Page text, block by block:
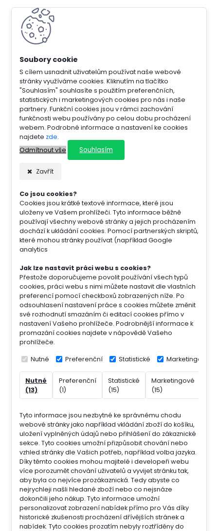
S cílem usnadnit uživatelům používat naše webové
stránky využíváme cookies. Kliknutím na tlačítko
"Souhlasím" souhlasíte s použitím preferenčních,
statistických i marketingových cookies pro nás i naše
partnery. Funkční cookies jsou v rámci zachování
funkčnosti webu používány po celou dobu procházení
webem. Podrobné informace a nastavení ke cookies
najdete zde.
Odmítnout vše
Souhlasím
Zavřít
Co jsou cookies?
Cookies jsou krátké textové informace, které jsou
uloženy ve Vašem prohlížeči. Tyto informace běžně
používají všechny webové stránky a jejich procházením
dochází k ukládání cookies. Pomocí partnerských skriptů,
které mohou stránky používat (například Google
analytics
Jak lze nastavit práci webu s cookies?
Přestože doporučujeme povolit používání všech typů
cookies, práci webu s nimi můžete nastavit dle vlastních
preferencí pomocí checkboxů zobrazených níže. Po
odsouhlasení nastavení práce s cookies můžete změnit
své rozhodnutí smazáním či editací cookies přímo v
nastavení Vašeho prohlížeče. Podrobnější informace k
promazání cookies najdete v nápovědě Vašeho
prohlížeče.
Nutné Preferenční Statistické Marketingové
Nutné
(13)
Preferenční
(1)
Statistické
(15)
Marketingové
(15)
Tyto informace jsou nezbytné ke správnému chodu
webové stránky jako například vkládání zboží do košíku,
uložení vyplněných údajů nebo přihlášení do zákaznické
sekce. Tyto cookies umožní přizpůsobit chování nebo
vzhled stránky dle Vašich potřeb, například volba jazyka.
Díky těmto cookies mohou majitelé i developeři webu
více porozumět chování uživatelů a vyvijet stránku tak,
aby byla co nejvíce prozákaznická. Tedy abyste co
nejrychleji našli hledané zboží nebo co nejsnáze
dokončili jeho nákup. Tyto informace umožní
personalizovat zobrazení nabídek přímo pro Vás díky
historické zkušenosti procházení dřívějších stránek a
nabídek. Tyto cookies prozatím nebyly roztříděny do